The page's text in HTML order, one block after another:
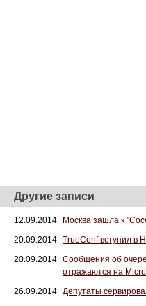
Другие записи
12.09.2014
Москва зашла к
20.09.2014 TrueConf вступил в
20.09.2014 Сообщения об
отражаются на
26.09.2014 Депутаты